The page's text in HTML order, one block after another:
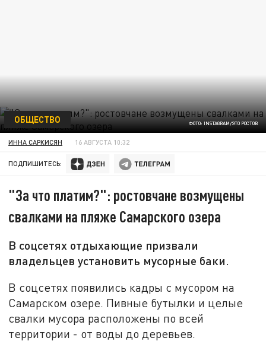
ФОТО: INSTAGRAM/ЭТО РОСТОВ
ОБЩЕСТВО
ИННА САРКИСЯН 16 АВГУСТА 10:32
ПОДПИШИТЕСЬ:
"За что платим?": ростовчане возмущены
свалками на пляже Самарского озера
В соцсетях отдыхающие призвали
владельцев установить мусорные баки.
В соцсетях появились кадры с мусором на
Самарском озере. Пивные бутылки и целые
свалки мусора расположены по всей
территории - от воды до деревьев.